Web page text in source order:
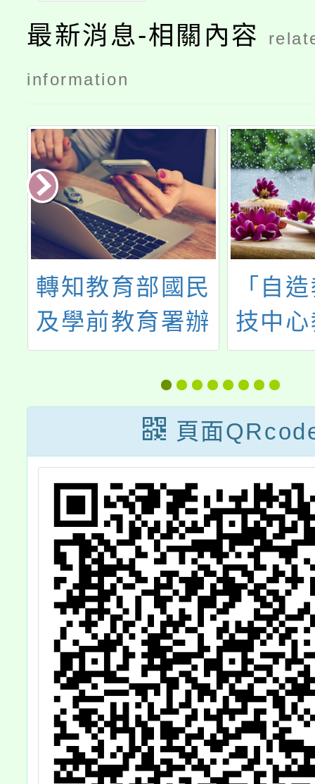
最新消息-相關內容
information
轉知教育部國民
及學前教育署辦
理「115年度促
進家長社會情緒
學習知能研習」
一案，請鼓勵家
長踴躍報名，請
查照。
「自
技中
出國
頁面